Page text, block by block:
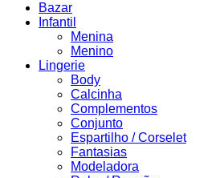
Bazar
Infantil
Menina
Menino
Lingerie
Body
Calcinha
Complementos
Conjunto
Espartilho / Corselet
Fantasias
Modeladora